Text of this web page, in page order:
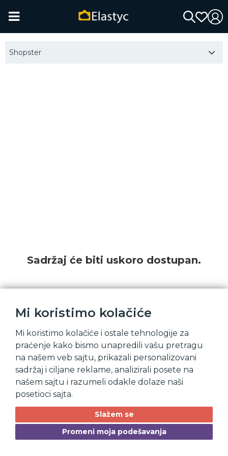
Mi koristimo kolačiće
Mi koristimo kolačiće i ostale tehnologije za
praćenje kako bismo unapredili vašu pretragu
na našem veb sajtu, prikazali personalizovani
sadržaj i ciljane reklame, analizirali posete na
našem sajtu i razumeli odakle dolaze naši
posetioci sajta.
Slažem se
Promeni moja podešavanja
Shopster
Sadržaj će biti uskoro dostupan.